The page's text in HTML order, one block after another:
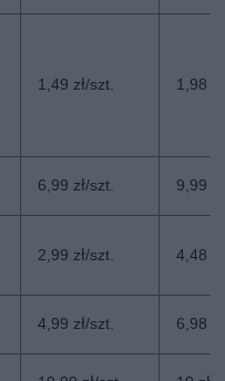
1,49 zł/szt. 1,98
6,99 zł/szt. 9,99
2,99 zł/szt. 4,48
4,99 zł/szt. 6,98